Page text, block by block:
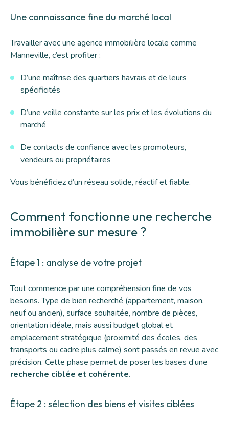
Une connaissance fine du marché local
Travailler avec une agence immobilière locale comme
Manneville, c’est profiter :
D’une maîtrise des quartiers havrais et de leurs
spécificités
D’une veille constante sur les prix et les évolutions du
marché
De contacts de confiance avec les promoteurs,
vendeurs ou propriétaires
Vous bénéficiez d’un réseau solide, réactif et fiable.
Comment fonctionne une recherche
immobilière sur mesure ?
Étape 1 : analyse de votre projet
Tout commence par une compréhension fine de vos
besoins. Type de bien recherché (appartement, maison,
neuf ou ancien), surface souhaitée, nombre de pièces,
orientation idéale, mais aussi budget global et
emplacement stratégique (proximité des écoles, des
transports ou cadre plus calme) sont passés en revue avec
précision. Cette phase permet de poser les bases d’une
recherche ciblée et cohérente.
Étape 2 : sélection des biens et visites ciblées